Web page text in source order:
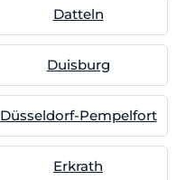
Datteln
Duisburg
Düsseldorf-Pempelfort
Erkrath